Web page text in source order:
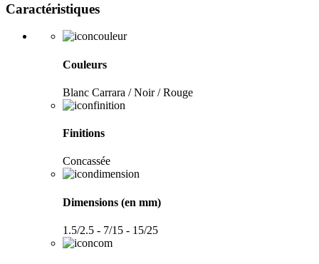
Caractéristiques
Couleurs
Blanc Carrara / Noir / Rouge
Finitions
Concassée
Dimensions (en mm)
1.5/2.5 - 7/15 - 15/25